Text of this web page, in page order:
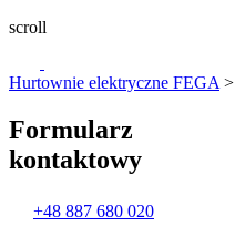
scroll
Hurtownie elektryczne FEGA >
Formularz
kontaktowy
+48 887 680 020